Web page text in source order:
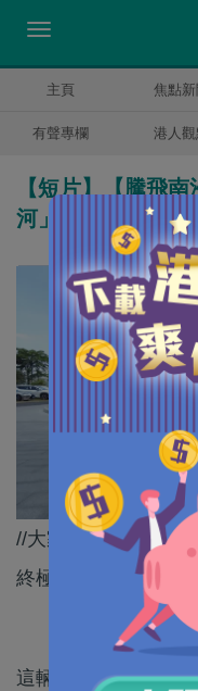
主頁 焦點新
有聲專欄 港人觀
【短片】【騰飛
河」 南沙零碳環保
//大家以為電動車很
終極環保「神器」！//
這輛車不是一輛普